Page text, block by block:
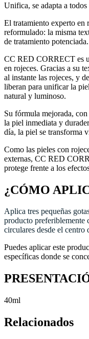
Unifica, se adapta a
El tratamiento experto en
reformulado: la misma
de tratamiento potenciada.
CC RED CORRECT es
en rojeces. Gracias a su
al instante las rojeces, y
liberan para unificar la
natural y luminoso.
Su fórmula mejorada,
la piel inmediata y
día, la piel se transforma
Como las pieles con
externas, CC RED
protege frente a los
¿CÓMO
Aplica tres pequeñas
producto preferiblemente
circulares desde el centro
Puedes aplicar este
específicas donde se
40ml
Relacionados